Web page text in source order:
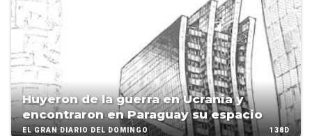
Huyeron de la guerra en Ucrania y
encontraron en Paraguay su espacio
EL GRAN DIARIO DEL DOMINGO 138D